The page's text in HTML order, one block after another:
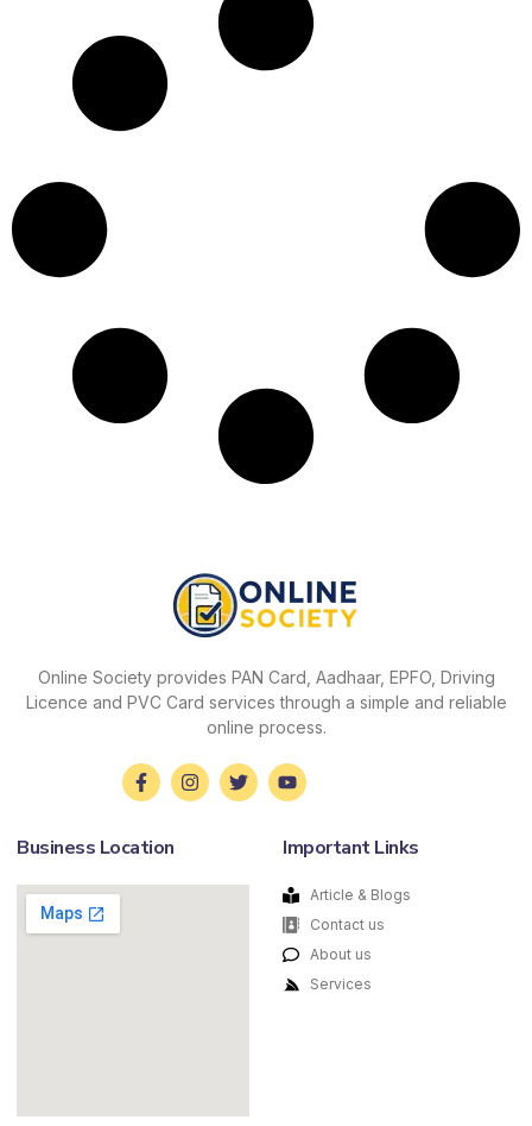
Online Society provides PAN Card, Aadhaar, EPFO, Driving
Licence and PVC Card services through a simple and reliable
online process.
Business Location Important Links
Article & Blogs
Contact us
About us
Services